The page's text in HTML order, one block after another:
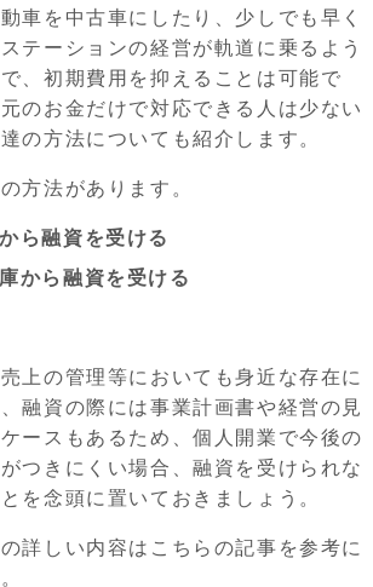
車を中古車にしたり、少しでも早く
テーションの経営が軌道に乗るよう
、初期費用を抑えることは可能で
のお金だけで対応できる人は少ない
の方法についても紹介します。
方法があります。
ら融資を受ける
から融資を受ける
上の管理等においても身近な存在に
融資の際には事業計画書や経営の見
ースもあるため、個人開業で今後の
つきにくい場合、融資を受けられな
を念頭に置いておきましょう。
詳しい内容はこちらの記事を参考に